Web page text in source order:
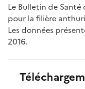
Le Bulletin de
pour la filière
Les données
2016.